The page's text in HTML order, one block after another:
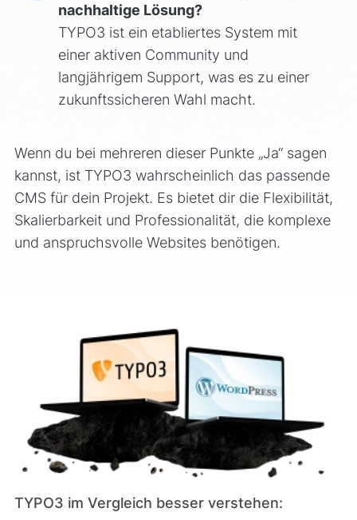
nachhaltige Lösung?
TYPO3 ist ein etabliertes System mit
einer aktiven Community und
langjährigem Support, was es zu einer
zukunftssicheren Wahl macht.
Wenn du bei mehreren dieser Punkte „Ja“ sagen
kannst, ist TYPO3 wahrscheinlich das passende
CMS für dein Projekt. Es bietet dir die Flexibilität,
Skalierbarkeit und Professionalität, die komplexe
und anspruchsvolle Websites benötigen.
TYPO3 im Vergleich besser verstehen: